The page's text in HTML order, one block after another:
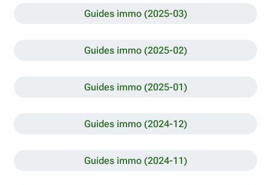
Guides immo (2025-03)
Guides immo (2025-02)
Guides immo (2025-01)
Guides immo (2024-12)
Guides immo (2024-11)